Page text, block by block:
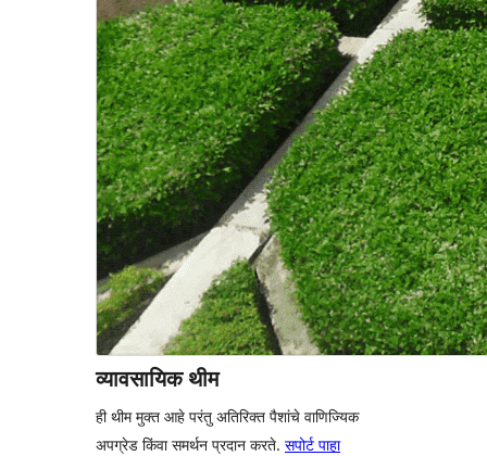
व्यावसायिक थीम
ही थीम मुक्त आहे परंतु अतिरिक्त पैशांचे वाणिज्यिक
अपग्रेड किंवा समर्थन प्रदान करते. सपोर्ट पाहा